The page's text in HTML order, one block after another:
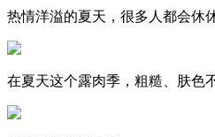
热情洋溢的夏天，很多人都会休
在夏天这个露肉季，粗糙、肤色